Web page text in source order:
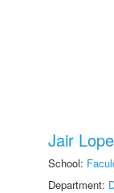
Jair
School:
Department: